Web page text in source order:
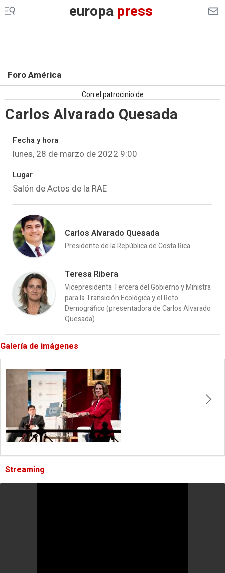
europapress
Foro América
Con el patrocinio de
Carlos Alvarado Quesada
Fecha y hora
lunes, 28 de marzo de 2022 9:00
Lugar
Salón de Actos de la RAE
Carlos Alvarado Quesada
Presidente de la República de Costa Rica
Teresa Ribera
Vicepresidenta Tercera del Gobierno y Ministra
para la Transición Ecológica y el Reto
Demográfico (presentadora de Carlos Alvarado
Quesada)
Galería de imágenes
Streaming